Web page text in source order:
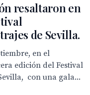
resaltaron en
de Sevilla.
en el
edición del Festival
con una gala...